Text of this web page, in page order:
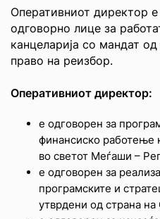
Оперативниот директор
одговорно лице за
канцеларија со мандат
право на реизбор.
Оперативниот директор:
е одговорен за
финансиско работење
во светот Меѓаши –
е одговорен за
програмските и
утврдени од страна